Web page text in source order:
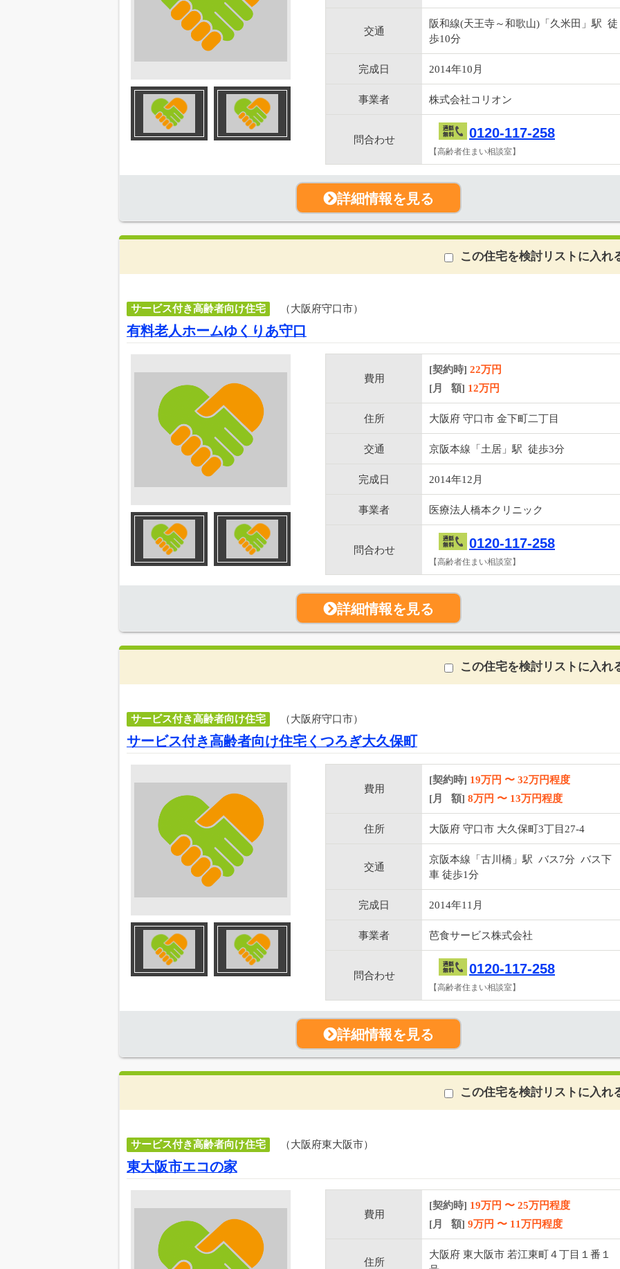
交通
阪和線(天王寺～和歌山)「久米田」駅 徒
歩10分
完成日 2014年10月
事業者 株式会社コリオン
問合わせ 0120-117-258
【高齢者住まい相談室】
詳細情報を見る
この住宅を検討リストに入れ
サービス付き高齢者向け住宅 （大阪府守口市）
有料老人ホームゆくりあ守口
費用
[契約時] 22万円
[月 額] 12万円
住所 大阪府 守口市 金下町二丁目
交通 京阪本線「土居」駅 徒歩3分
完成日 2014年12月
事業者 医療法人橋本クリニック
問合わせ 0120-117-258
【高齢者住まい相談室】
詳細情報を見る
この住宅を検討リストに入れ
サービス付き高齢者向け住宅 （大阪府守口市）
サービス付き高齢者向け住宅くつろぎ大久保町
費用
[契約時] 19万円 〜 32万円程度
[月 額] 8万円 〜 13万円程度
住所 大阪府 守口市 大久保町3丁目27-4
交通
京阪本線「古川橋」駅 バス7分 バス下
車 徒歩1分
完成日 2014年11月
事業者 芭食サービス株式会社
問合わせ 0120-117-258
【高齢者住まい相談室】
詳細情報を見る
この住宅を検討リストに入れ
サービス付き高齢者向け住宅 （大阪府東大阪市）
東大阪市エコの家
費用
[契約時] 19万円 〜 25万円程度
[月 額] 9万円 〜 11万円程度
住所
大阪府 東大阪市 若江東町４丁目１番１